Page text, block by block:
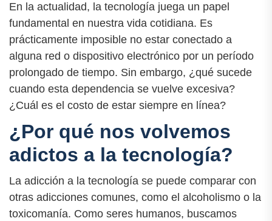
En la actualidad, la tecnología juega un papel
fundamental en nuestra vida cotidiana. Es
prácticamente imposible no estar conectado a
alguna red o dispositivo electrónico por un período
prolongado de tiempo. Sin embargo, ¿qué sucede
cuando esta dependencia se vuelve excesiva?
¿Cuál es el costo de estar siempre en línea?
¿Por qué nos volvemos
adictos a la tecnología?
La adicción a la tecnología se puede comparar con
otras adicciones comunes, como el alcoholismo o la
toxicomanía. Como seres humanos, buscamos